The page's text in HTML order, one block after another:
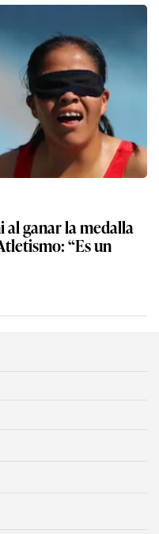
al ganar la medalla
“Es un